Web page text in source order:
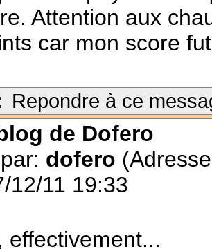
Attention aux
car mon score
Repondre à ce
de Dofero
dofero
12/11 19:33
effectivement...